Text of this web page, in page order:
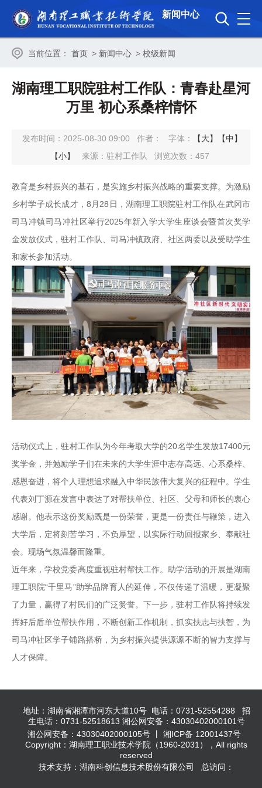
新闻中心
当前位置： 首页 > 新闻中心 > 校级新闻
湖南理工职院驻村工作队：青春赴星河
万里 初心系桑梓情怀
发布时间：2025-08-30 09:00 作者： 字体： 【大】
【中】
【小】
来源：驻村工作队 浏览次数： 457
教育是乡村振兴的基石，是实施乡村振兴战略的重要支撑。为激励
乡村学子成长成才，8月28日，湖南理工职院驻村工作队在武冈市
司马冲镇司马冲社区举行2025年新入学大学生座谈会暨首次奖学
金发放仪式，驻村工作队、司马冲镇政府、社区两委以及受助学生
和家长参加活动。
活动仪式上，驻村工作队为今年考取大学的20名学生发放17400元
奖学金，并勉励学子们在未来的大学生涯中志存高远、心系桑梓、
感恩奋进，将个人理想追求融入中华民族伟大复兴的征程中。学生
代表刘丁源在发言中表达了对帮扶单位、社区、父母和师长的衷心
感谢。他表示这份奖励既是一份荣誉，更是一份责任与鞭策，进入
大学后，定将刻苦学习，不负厚望，以实际行动回报家乡、奉献社
会。现场气氛温馨而隆重。
近年来，学校党委高度重视驻村帮扶工作。助学活动的开展是湖南
理工职院“千里马”助学品牌育人的延伸，不仅传递了温暖，更凝聚
了力量，赢得了村民们的广泛赞誉。下一步，驻村工作队将持续发
挥好后盾单位帮扶作用，不断创新工作机制，抓实扶志与扶智，为
司马冲社区学子铺路搭桥，为乡村振兴提供源源不断的智力支撑与
人才保障。
地址：湖南省湘潭市河东大道10号 电话：0731-52554288 招
生电话：0731-52518613 湘公网安备：43030402000101号
湘公网安备：43030402000105号 丨 湘ICP备 12001437号
Copyright：湖南理工职业技术学院（1960-2031），All rights
reserved
技术支持：湖南科创信息技术股份有限公司 总访问：